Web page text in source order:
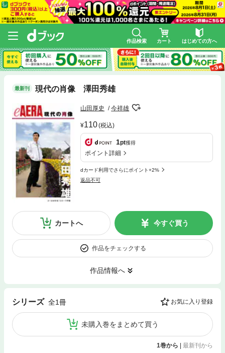
作品検索 カート はじめての方へ
最新刊 現代の肖像 澤田秀雄
山田厚史 今祥雄
110(税込)
1pt獲得
ポイント詳細
dカード利用でさらにポイント+2%
返品不可
カートへ 今すぐ買う
作品をチェックする
作品情報へ
シリーズ 全1冊 お気に入り登録
未購入巻をまとめて買う
1巻から 最新刊から